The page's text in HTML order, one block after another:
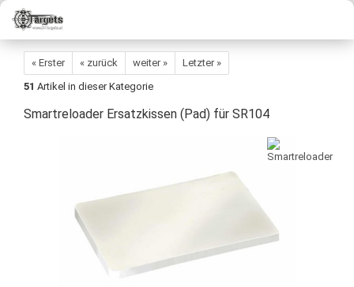
« Erster « zurück weiter »
Letzter »
51 Artikel in dieser Kategorie
Smartreloader Ersatzkissen (Pad) für SR104